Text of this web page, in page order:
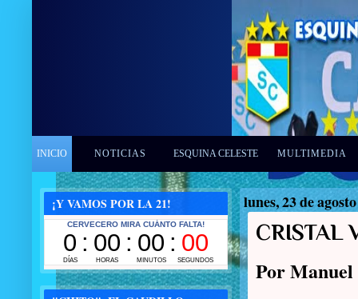
INICIO NOTICIAS ESQUINA CELESTE MULTIMEDIA
lunes, 23 de
CRISTAL
Por
¡Y VAMOS POR LA 21!